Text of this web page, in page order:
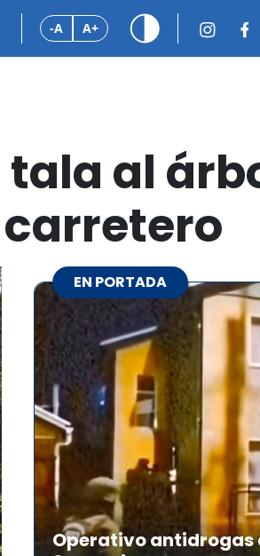
-A A+
al
EN PORTADA
Operativo antidrogas